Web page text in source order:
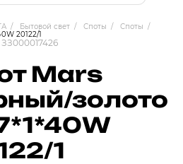
/ Бытовой свет / Споты / Споты /
20122/1
ЗЗ000017426
Mars
золото
1